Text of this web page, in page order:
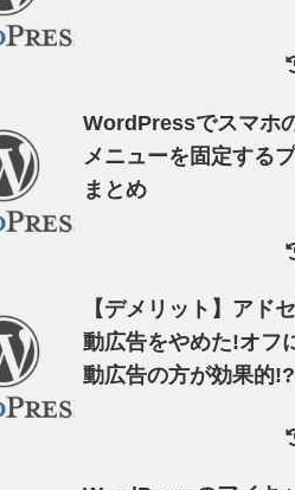
WordPressでスマホ
メニューを固定する
まとめ
【デメリット】アド
動広告をやめた!オフ
動広告の方が効果的!?